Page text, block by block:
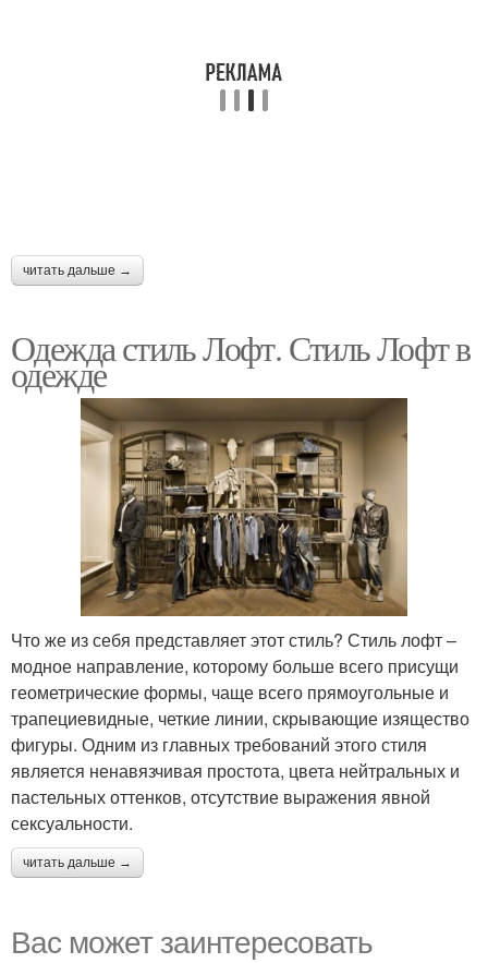
читать дальше →
Одежда стиль Лофт. Стиль Лофт в
одежде
Что же из себя представляет этот стиль? Стиль лофт –
модное направление, которому больше всего присущи
геометрические формы, чаще всего прямоугольные и
трапециевидные, четкие линии, скрывающие изящество
фигуры. Одним из главных требований этого стиля
является ненавязчивая простота, цвета нейтральных и
пастельных оттенков, отсутствие выражения явной
сексуальности.
читать дальше →
Вас может заинтересовать